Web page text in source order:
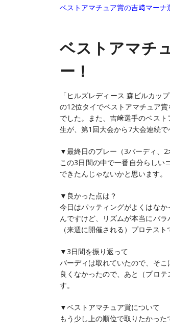
ベストアマチュア賞の吉﨑マーナ
ベストアマチ
ー！
「ヒルズレディース 森ビルカッ
の12位タイでベストアマチュア
でした。また、吉﨑選手のベス
生が、第1回大会から7大会連続で
▼最終日のプレー（3バーディ、
この3日間の中で一番自分らしい
できたんじゃないかと思います。
▼良かった点は？
今日はパッティングがよくはな
んですけど、リズムが本当にバ
（来週に開催される）プロテス
▼3日間を振り返って
バーディは取れていたので、そ
良くなかったので、あと（プロ
す。
▼ベストアマチュア賞について
もう少し上の順位で取りたかった